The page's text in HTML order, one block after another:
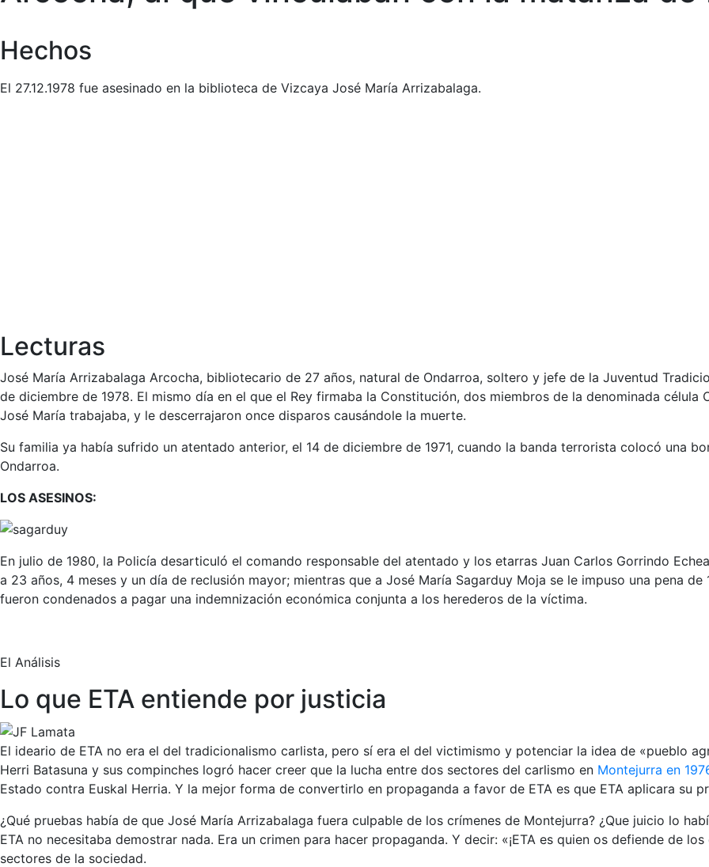
Hechos
El 27.12.1978 fue asesinado en la biblioteca de Vizcaya José María Arrizabalaga.
Lecturas
José María Arrizabalaga Arcocha, bibliotecario de 27 años, natural de Ondarroa, soltero y jefe de la Juventud
de diciembre de 1978. El mismo día en el que el Rey firmaba la Constitución, dos miembros de la denominada
José María trabajaba, y le descerrajaron once disparos causándole la muerte.
Su familia ya había sufrido un atentado anterior, el 14 de diciembre de 1971, cuando la banda terrorista colocó una
Ondarroa.
LOS ASESINOS:
En julio de 1980, la Policía desarticuló el comando responsable del atentado y los etarras Juan Carlos Gorrindo
a 23 años, 4 meses y un día de reclusión mayor; mientras que a José María Sagarduy Moja se le impuso una pena
fueron condenados a pagar una indemnización económica conjunta a los herederos de la víctima.
El Análisis
Lo que ETA entiende por justicia
El ideario de ETA no era el del tradicionalismo carlista, pero sí era el del victimismo y potenciar la idea de «pueblo
Herri Batasuna y sus compinches logró hacer creer que la lucha entre dos sectores del carlismo en Montejurra en
Estado contra Euskal Herria. Y la mejor forma de convertirlo en propaganda a favor de ETA es que ETA aplicara su
¿Qué pruebas había de que José María Arrizabalaga fuera culpable de los crímenes de Montejurra? ¿Que juicio lo
ETA no necesitaba demostrar nada. Era un crimen para hacer propaganda. Y decir: «¡ETA es quien os defiende de
sectores de la sociedad.